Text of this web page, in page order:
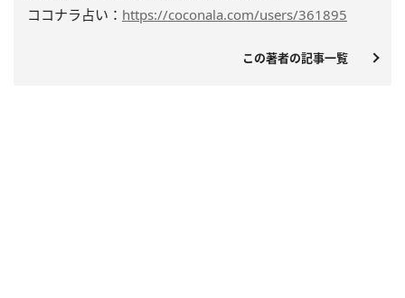
ココナラ占い： https://coconala.com/users/361895
この著者の記事一覧